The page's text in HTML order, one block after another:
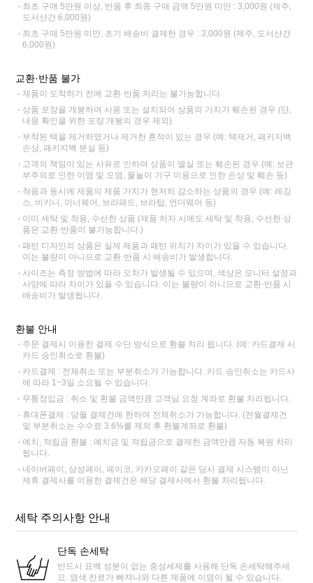
최초 구매 5만원 이상, 반품 후 최종 구매 금액 5만원 미만 : 3,000원 (제주,
도서산간 6,000원)
최초 구매 5만원 미만, 초기 배송비 결제한 경우 : 3,000원 (제주, 도서산간
6,000원)
교환·반품 불가
제품이 도착하기 전에 교환·반품 처리는 불가능합니다.
상품 포장을 개봉하여 사용 또는 설치되어 상품의 가치가 훼손된 경우 (단,
내용 확인을 위한 포장 개봉의 경우 제외)
부착된 택을 제거하였거나 제거한 흔적이 있는 경우 (예: 택제거, 패키지백
손상, 패키지백 분실 등)
고객의 책임이 있는 사유로 인하여 상품이 멸실 또는 훼손된 경우 (예: 보관
부주의로 인한 이염 및 오염, 물놀이 기구 이용으로 인한 손상 및 훼손 등)
착용과 동시에 제품의 제품 가치가 현저히 감소하는 상품의 경우 (예: 레깅
스, 비키니, 이너웨어, 브라패드, 브라탑, 언더웨어 등)
이미 세탁 및 착용, 수선한 상품 (제품 하자 시에도 세탁 및 착용, 수선한 상
품은 교환·반품이 불가능합니다.)
패턴 디자인의 상품은 실제 제품과 패턴 위치가 차이가 있을 수 있습니다.
이는 불량이 아니므로 교환·반품 시 배송비가 발생합니다.
사이즈는 측정 방법에 따라 오차가 발생될 수 있으며, 색상은 모니터 설정과
사양에 따라 차이가 있을 수 있습니다. 이는 불량이 아니므로 교환·반품 시
배송비가 발생됩니다.
환불 안내
주문 결제시 이용한 결제 수단 방식으로 환불 처리 됩니다. (예: 카드결제 시
카드 승인취소로 환불)
카드결제 : 전체취소 또는 부분취소가 가능합니다. 카드 승인취소는 카드사
에 따라 1~3일 소요될 수 있습니다.
무통장입금 : 취소 및 환불 금액만큼 고객님 요청 계좌로 환불 처리됩니다.
휴대폰결제 : 당월 결제건에 한하여 전체취소가 가능합니다. (전월결제건
및 부분취소는 수수료 3.6%를 제외 후 환불계좌로 환불)
예치, 적립금 환불 : 예치금 및 적립금으로 결제한 금액만큼 자동 복원 처리
됩니다.
네이버페이, 삼성페이, 페이코, 카카오페이 같은 당사 결제 시스템이 아닌
제휴 결제사를 이용한 결제건은 해당 결제사에서 환불 처리됩니다.
세탁 주의사항 안내
단독 손세탁
반드시 표백 성분이 없는 중성세제를 사용해 단독 손세탁해주세
요. 염색 잔료가 빠져나와 다른 제품에 이염이 될 수 있습니다.